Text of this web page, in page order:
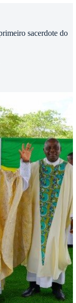
sacerdote do